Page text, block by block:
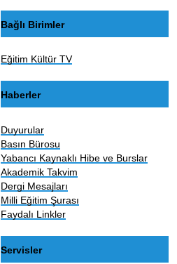
Bağlı Birimler
Eğitim Kültür TV
Haberler
Duyurular
Basın Bürosu
Yabancı Kaynaklı Hibe ve Burslar
Akademik Takvim
Dergi Mesajları
Milli Eğitim Şurası
Faydalı Linkler
Servisler